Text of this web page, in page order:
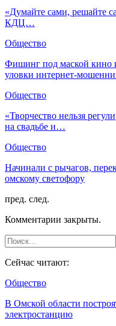
«Думайте сами, решайте
КДЦ…
Общество
Фишинг под маской кино
уловки интернет-
Общество
«Творчество нельзя
на свадьбе и…
Общество
Начинали с рычагов,
омскому светофору
пред. след.
Комментарии закрыты.
Сейчас читают:
Общество
В Омской области
электростанцию